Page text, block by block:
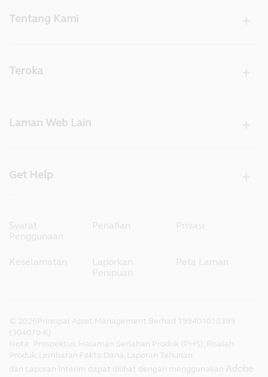
Tentang Kami
Teroka
Laman Web Lain
Get Help
Syarat
Penggunaan
Penafian Privasi
Keselamatan
Laporkan
Penipuan
Peta Laman
© 2026Principal Asset Management Berhad 199401018399
(304078-K)
Nota: Prospektus, Halaman Serlahan Produk (PHS), Risalah
Produk, Lembaran Fakta Dana, Laporan Tahunan
dan Laporan Interim dapat dilihat dengan menggunakan Adobe